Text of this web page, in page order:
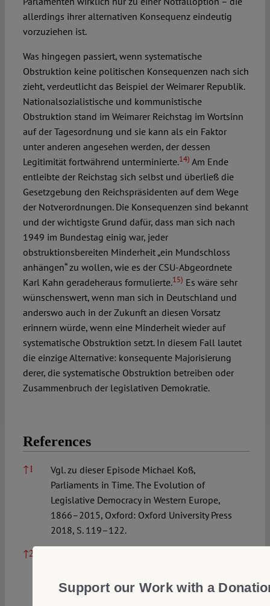
allerdings ihrer alternativen Konsequenz eindeutig
vorzuziehen ist.
Was hingegen passiert, wenn systematische
Obstruktion keine politischen Konsequenzen nach sich
zieht, verdeutlicht das Beispiel der Weimarer Republik.
Nationalsozialistische und kommunistische
Obstruktion stand im Weimarer Reichstag im Wortsinn
auf der Tagesordnung und sie kann als ein Faktor
unter anderen angesehen werden, der dessen
Legitimität fortwährend unterminierte.14) Am Ende
entleibte der Reichstag sich selbst und überließ die
Gesetzgebung den Reichspräsidenten auf dem Wege
der Notverordnungen. Die Konsequenzen sind bekannt
und der wichtigste Grund dafür, dass man sich nach
1949 im Bundestag einig war, jeder
obstruktionsbereiten Minderheit „ein Mundschloss
anhängen“ zu wollen, wie es der CSU-Abgeordnete
Karl Kahn geradeheraus formulierte.15) Es wäre sehr
wünschenswert, wenn man sich in Deutschland und
anderswo auch in der Zukunft an diesen Vorsatz
erinnern würde, wenn eine Minderheit wieder auf
systematische Obstruktion setzt. In diesem Fall lautet
die einzige Alternative: konsequente Majorisierung
derer, die systematische Obstruktion betreiben oder
Zusammenbruch der legislativen Demokratie.
References
References
↑1
Vgl. zu dieser Episode Michael Koß,
Parliaments in Time. The Evolution of
Legislative Democracy in Western Europe,
1866–2015, Oxford: Oxford University Press
2018, S. 119–122.
↑2
Tendencies of the Newer Standing Orders,
American Political Science Review 2/4 (1908),
Support our Work with a